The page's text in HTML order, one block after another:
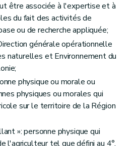
des produits agricoles
wallonne pour la Promotion d'une Agriculture de qualité
et missions
être associée à l'expertise et à
du fait des activités de
ou de recherche appliquée;
générale opérationnelle
naturelles et Environnement du
physique ou morale ou
physiques ou morales qui
sur le territoire de la Région
»: personne physique qui
l'agriculteur tel que défini au 4°,